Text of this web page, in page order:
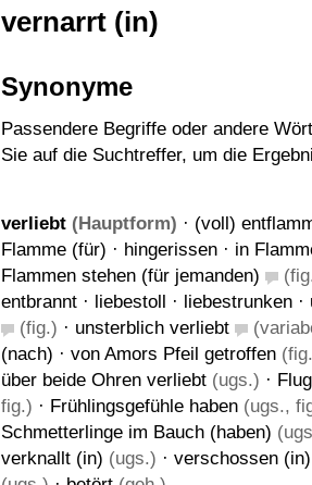
vernarrt (in)
Synonyme
Passendere Begriffe oder andere
Sie auf die Suchtreffer, um die
verliebt (Hauptform) · (voll)
Flamme (für) · hingerissen · in
Flammen stehen (für jemanden)
entbrannt · liebestoll · liebestrunken ·
(fig.) · unsterblich verliebt
(nach) · von Amors Pfeil getroffen
über beide Ohren verliebt (ugs.) ·
fig.) · Frühlingsgefühle haben (ugs.,
Schmetterlinge im Bauch (haben)
verknallt (in) (ugs.) · verschossen (in)